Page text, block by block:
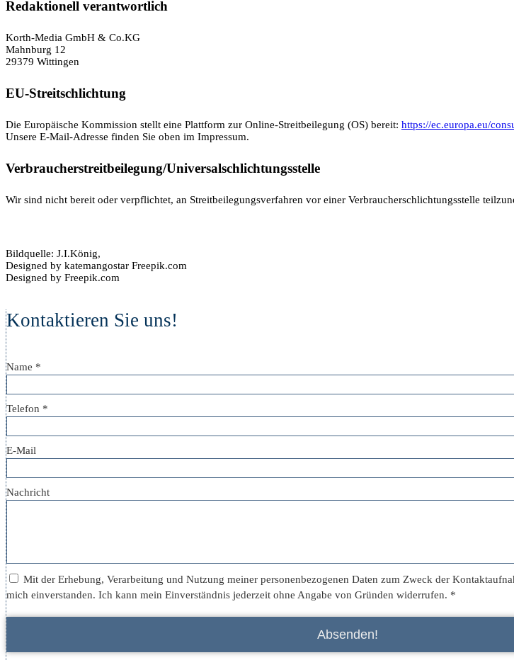
Redaktionell verantwortlich
Korth-Media GmbH & Co.KG
Mahnburg 12
29379 Wittingen
EU-Streitschlichtung
Die Europäische Kommission stellt eine Plattform zur Online-Streitbeilegung (OS) bereit: https://ec.europa.eu/
Unsere E-Mail-Adresse finden Sie oben im Impressum.
Verbraucher­streit­beilegung/Universal­schlichtungs­stelle
Wir sind nicht bereit oder verpflichtet, an Streitbeilegungsverfahren vor einer Verbraucherschlichtungsstelle
Bildquelle: J.I.König,
Designed by katemangostar Freepik.com
Designed by Freepik.com
Kontaktieren Sie uns!
Name *
Telefon *
E-Mail
Nachricht
Mit der Erhebung, Verarbeitung und Nutzung meiner personen­bezogenen Daten zum Zweck der
mich einverstanden. Ich kann mein Einverständnis jederzeit ohne Angabe von Gründen widerrufen. *